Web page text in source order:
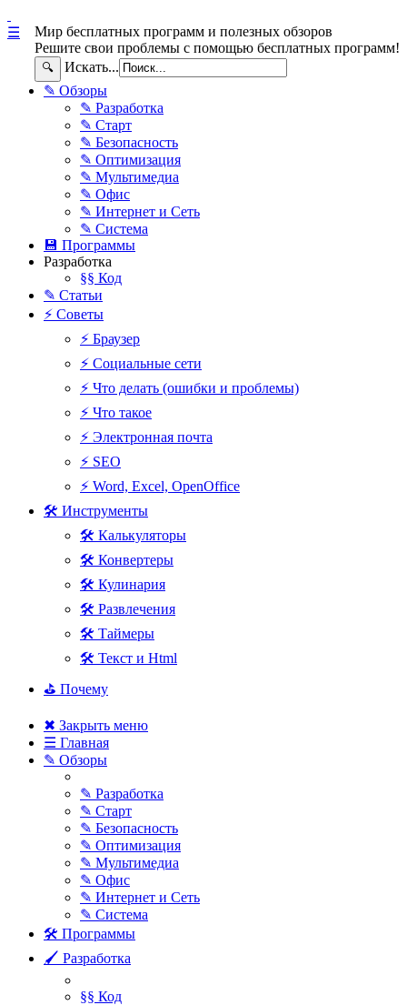
Мир бесплатных программ и полезных обзоров
Решите свои проблемы с помощью бесплатных программ!
🔍 Искать...
☰
✎ Обзоры
✎ Разработка
✎ Старт
✎ Безопасность
✎ Оптимизация
✎ Мультимедиа
✎ Офис
✎ Интернет и Сеть
✎ Система
💾 Программы
Разработка
§§ Код
✎ Статьи
⚡ Советы
⚡ Браузер
⚡ Социальные сети
⚡ Что делать (ошибки и проблемы)
⚡ Что такое
⚡ Электронная почта
⚡ SEO
⚡ Word, Excel, OpenOffice
🛠 Инструменты
🛠 Калькуляторы
🛠 Конвертеры
🛠 Кулинария
🛠 Развлечения
🛠 Таймеры
🛠 Текст и Html
⛳ Почему
✖ Закрыть меню
☰ Главная
✎ Обзоры
✎ Разработка
✎ Старт
✎ Безопасность
✎ Оптимизация
✎ Мультимедиа
✎ Офис
✎ Интернет и Сеть
✎ Система
🛠 Программы
🖌 Разработка
§§ Код